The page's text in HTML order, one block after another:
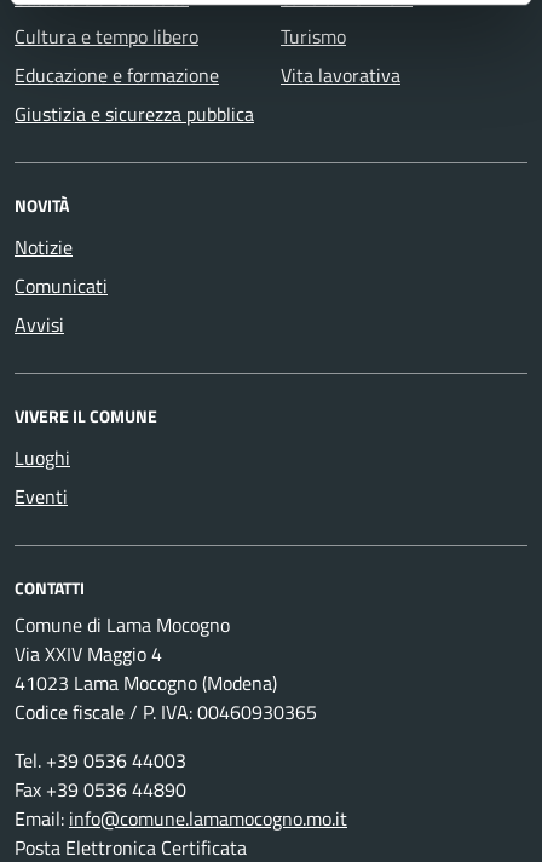
Cultura e tempo libero
Educazione e formazione
Giustizia e sicurezza pubblica
Turismo
Vita lavorativa
NOVITÀ
Notizie
Comunicati
Avvisi
VIVERE IL COMUNE
Luoghi
Eventi
CONTATTI
Comune di Lama Mocogno
Via XXIV Maggio 4
41023 Lama Mocogno (Modena)
Codice fiscale / P. IVA: 00460930365
Tel. +39 0536 44003
Fax +39 0536 44890
Email: info@comune.lamamocogno.mo.it
Posta Elettronica Certificata